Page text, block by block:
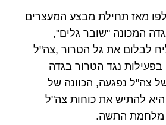
מאז תחילת מבצע המעצרים
המכונה "שובר גלים",
לבלום את גל הטרור ,צה"ל
גדודים בפעילות נגד הטרור בגדה
צה"ל נפגעה, הכוונה של
להתיש את כוחות צה"ל
מלחמת התשה.